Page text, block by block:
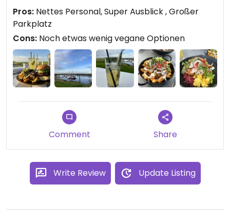
Pros: Nettes Personal, Super Ausblick , Großer
Parkplatz
Cons: Noch etwas wenig vegane Optionen
Comment Share
Write Review Update Listing